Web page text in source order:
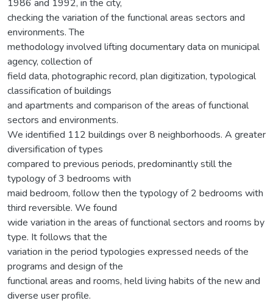
1986 and 1992, in the city,
checking the variation of the functional areas sectors and
environments. The
methodology involved lifting documentary data on municipal
agency, collection of
field data, photographic record, plan digitization, typological
classification of buildings
and apartments and comparison of the areas of functional
sectors and environments.
We identified 112 buildings over 8 neighborhoods. A greater
diversification of types
compared to previous periods, predominantly still the
typology of 3 bedrooms with
maid bedroom, follow then the typology of 2 bedrooms with
third reversible. We found
wide variation in the areas of functional sectors and rooms by
type. It follows that the
variation in the period typologies expressed needs of the
programs and design of the
functional areas and rooms, held living habits of the new and
diverse user profile.